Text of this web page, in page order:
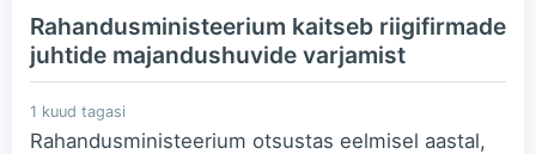
Rahandusministeerium kaitseb riigifirmade
juhtide majandushuvide varjamist
1 kuud tagasi
Rahandusministeerium otsustas eelmisel aastal,